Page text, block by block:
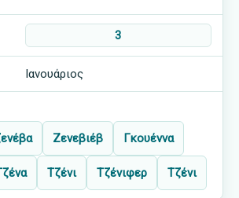
3
Ιανουάριος
Ζενεβιέβ Γκουέννα
Τζένι Τζένιφερ Τζένι